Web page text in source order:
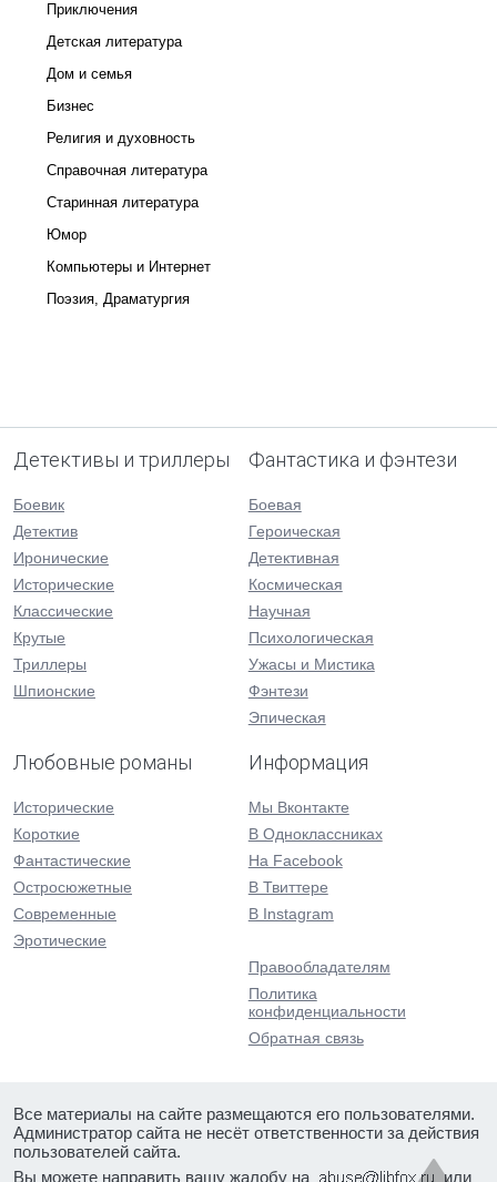
Приключения
Детская литература
Дом и семья
Бизнес
Религия и духовность
Справочная литература
Старинная литература
Юмор
Компьютеры и Интернет
Поэзия, Драматургия
Детективы и триллеры
Боевик
Детектив
Иронические
Исторические
Классические
Крутые
Триллеры
Шпионские
Фантастика и фэнтези
Боевая
Героическая
Детективная
Космическая
Научная
Психологическая
Ужасы и Мистика
Фэнтези
Эпическая
Любовные романы
Исторические
Короткие
Фантастические
Остросюжетные
Современные
Эротические
Информация
Мы Вконтакте
В Одноклассниках
На Facebook
В Твиттере
В Instagram
Правообладателям
Политика
конфиденциальности
Обратная связь
Все материалы на сайте размещаются его пользователями.
Администратор сайта не несёт ответственности за действия
пользователей сайта.
Вы можете направить вашу жалобу на
или